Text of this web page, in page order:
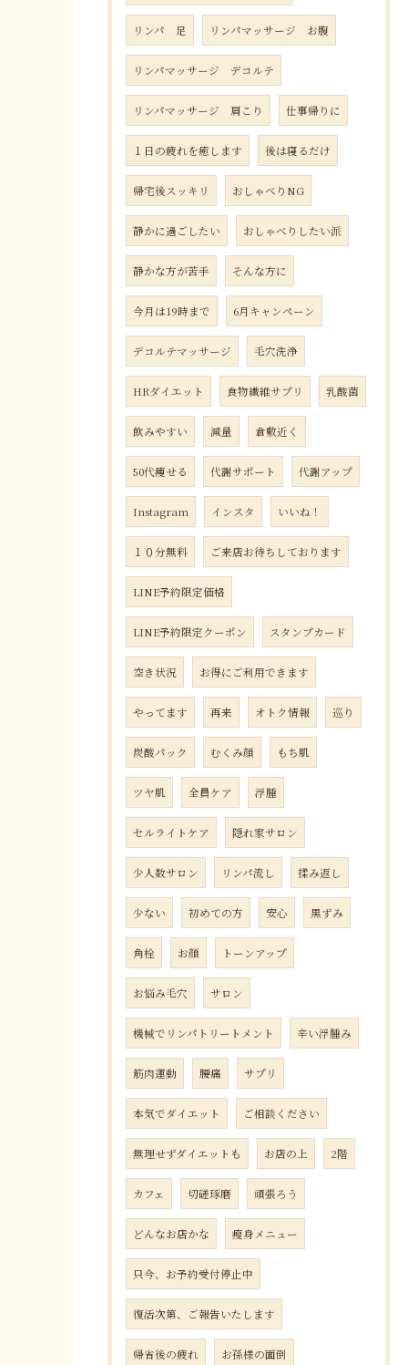
リンパ 足 リンパマッサージ お腹
リンパマッサージ デコルテ
リンパマッサージ 肩こり 仕事帰りに
１日の疲れを癒します 後は寝るだけ
帰宅後スッキリ おしゃべりNG
静かに過ごしたい おしゃべりしたい派
静かな方が苦手 そんな方に
今月は19時まで 6月キャンペーン
デコルテマッサージ 毛穴洗浄
HRダイエット 食物繊維サプリ 乳酸菌
飲みやすい 減量 倉敷近く
50代痩せる 代謝サポート 代謝アップ
Instagram インスタ いいね！
１０分無料 ご来店お待ちしております
LINE予約限定価格
LINE予約限定クーポン スタンプカード
空き状況 お得にご利用できます
やってます 再来 オトク情報 巡り
炭酸パック むくみ顔 もち肌
ツヤ肌 全員ケア 浮腫
セルライトケア 隠れ家サロン
少人数サロン リンパ流し 揉み返し
少ない 初めての方 安心 黒ずみ
角栓 お顔 トーンアップ
お悩み毛穴 サロン
機械でリンパトリートメント 辛い浮腫み
筋肉運動 腰痛 サプリ
本気でダイエット ご相談ください
無理せずダイエットも お店の上 2階
カフェ 切磋琢磨 頑張ろう
どんなお店かな 瘦身メニュー
只今、お予約受付停止中
復活次第、ご報告いたします
帰省後の疲れ お孫様の面倒